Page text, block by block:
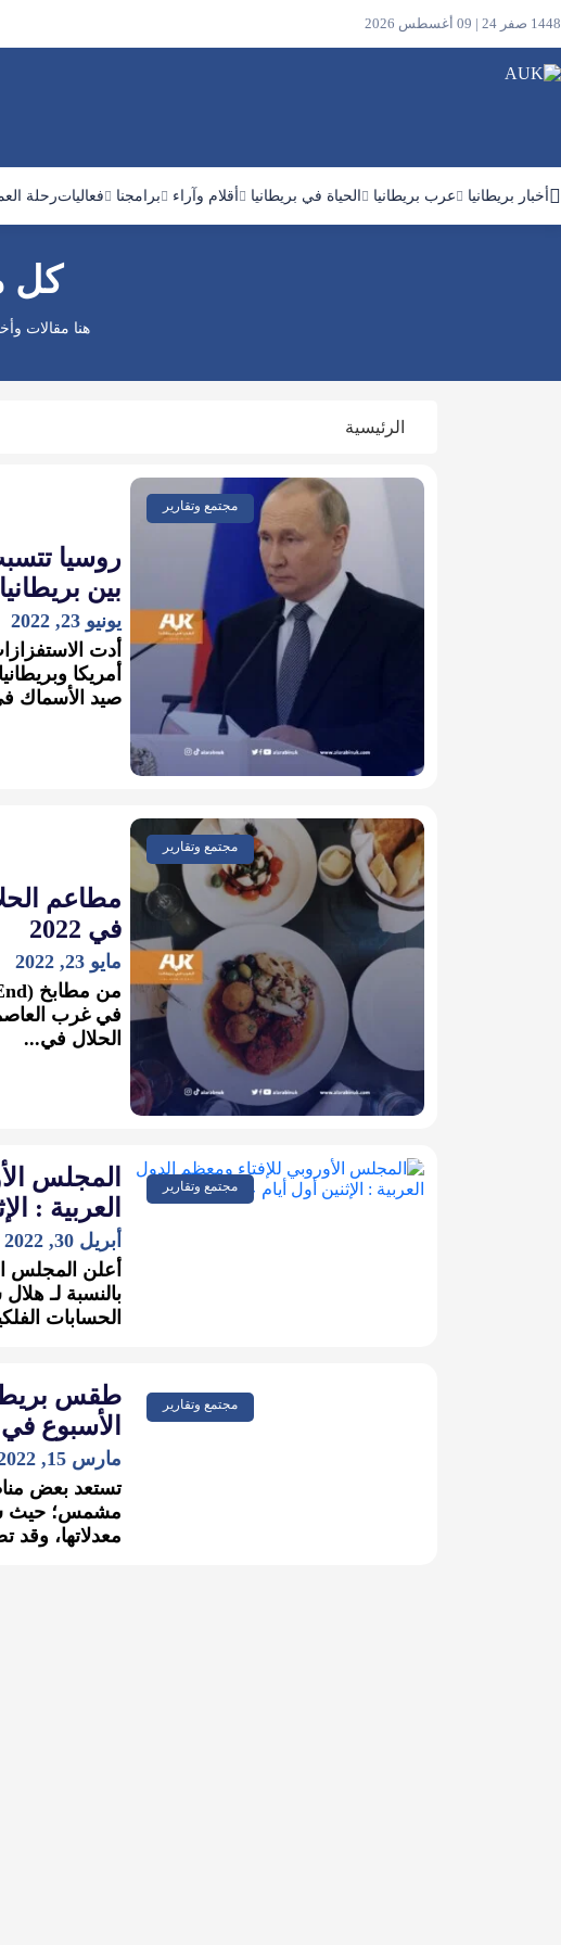
1448 صفر 24 | 09 أغسطس 2026
أخبار بريطانيا عرب بريطانيا الحياة في بريطانيا أقلام وآراء برامجنا فعالياترحلة
كل
هنا مقالات
الرئيسية
مجتمع وتقارير
روسيا
بين
يونيو 23, 2022
أدت
أمريكا
صيد الأسماك
مجتمع وتقارير
مطاعم
في 2022
مايو 23, 2022
في غرب
الحلال في...
مجتمع وتقارير
المجلس
العربية :
أبريل 30, 2022
أعلن المجلس
الحسابات
مجتمع وتقارير
طقس
الأسبوع
مارس 15, 2022
تستعد بعض
مشمس؛ حيث
معدلاتها، وقد